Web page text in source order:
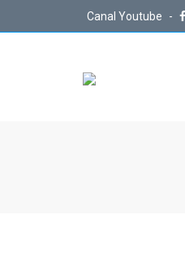
Canal Youtube -